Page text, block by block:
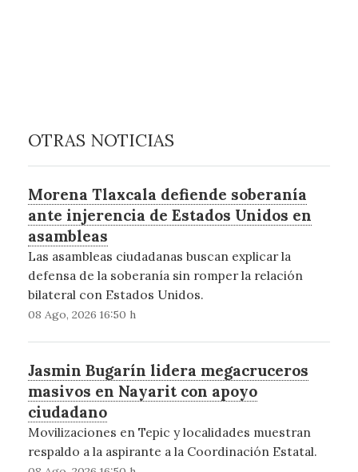
OTRAS NOTICIAS
Morena Tlaxcala defiende soberanía
ante injerencia de Estados Unidos en
asambleas
Las asambleas ciudadanas buscan explicar la
defensa de la soberanía sin romper la relación
bilateral con Estados Unidos.
08 Ago, 2026 16:50 h
Jasmin Bugarín lidera megacruceros
masivos en Nayarit con apoyo
ciudadano
Movilizaciones en Tepic y localidades muestran
respaldo a la aspirante a la Coordinación Estatal.